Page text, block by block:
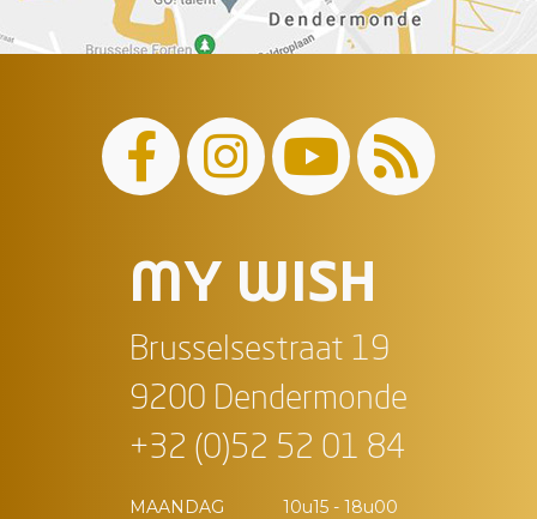
MY WISH
Brusselsestraat 19
9200 Dendermonde
+32 (0)52 52 01 84
MAANDAG
10u15 - 18u00